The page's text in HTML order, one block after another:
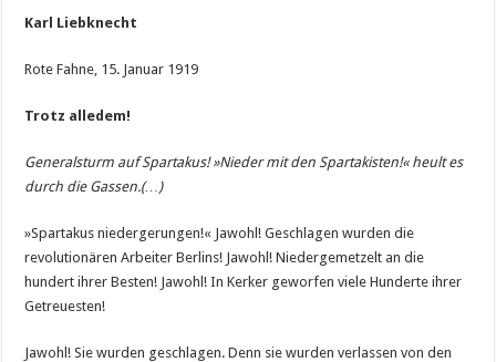
Karl Liebknecht
Rote Fahne, 15. Januar 1919
Trotz alledem!
Generalsturm auf Spartakus! »Nieder mit den Spartakisten!« heult es
durch die Gassen.(…)
»Spartakus niedergerungen!« Jawohl! Geschlagen wurden die
revolutionären Arbeiter Berlins! Jawohl! Niedergemetzelt an die
hundert ihrer Besten! Jawohl! In Kerker geworfen viele Hunderte ihrer
Getreuesten!
Jawohl! Sie wurden geschlagen. Denn sie wurden verlassen von den